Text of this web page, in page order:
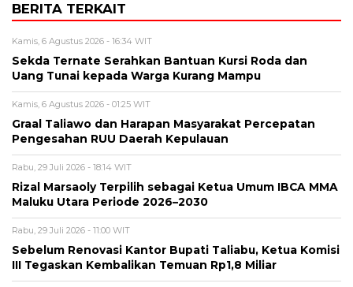
BERITA TERKAIT
Kamis, 6 Agustus 2026 - 16:34 WIT
Sekda Ternate Serahkan Bantuan Kursi Roda dan
Uang Tunai kepada Warga Kurang Mampu
Kamis, 6 Agustus 2026 - 01:25 WIT
Graal Taliawo dan Harapan Masyarakat Percepatan
Pengesahan RUU Daerah Kepulauan
Rabu, 29 Juli 2026 - 18:14 WIT
Rizal Marsaoly Terpilih sebagai Ketua Umum IBCA MMA
Maluku Utara Periode 2026–2030
Rabu, 29 Juli 2026 - 11:00 WIT
Sebelum Renovasi Kantor Bupati Taliabu, Ketua Komisi
III Tegaskan Kembalikan Temuan Rp1,8 Miliar